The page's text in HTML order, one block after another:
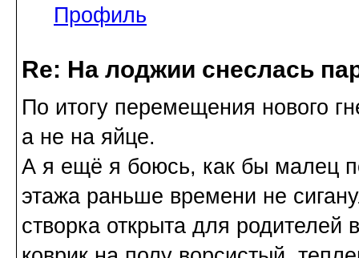
Профиль
Re: На лоджии снеслась
По итогу перемещения нового
а не на яйце.
А я ещё я боюсь, как бы малец
этажа раньше времени не
створка открыта для родителей